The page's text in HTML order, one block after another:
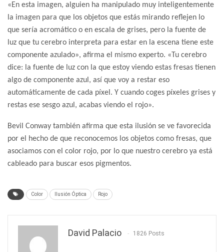
«En esta imagen, alguien ha manipulado muy inteligentemente
la imagen para que los objetos que estás mirando reflejen lo
que sería acromático o en escala de grises, pero la fuente de
luz que tu cerebro interpreta para estar en la escena tiene este
componente azulado», afirma el mismo experto. «Tu cerebro
dice: la fuente de luz con la que estoy viendo estas fresas tienen
algo de componente azul, así que voy a restar eso
automáticamente de cada píxel. Y cuando coges píxeles grises y
restas ese sesgo azul, acabas viendo el rojo».
Bevil Conway también afirma que esta ilusión se ve favorecida
por el hecho de que reconocemos los objetos como fresas, que
asociamos con el color rojo, por lo que nuestro cerebro ya está
cableado para buscar esos pigmentos.
Color Ilusión Óptica Rojo
David Palacio 1826 Posts